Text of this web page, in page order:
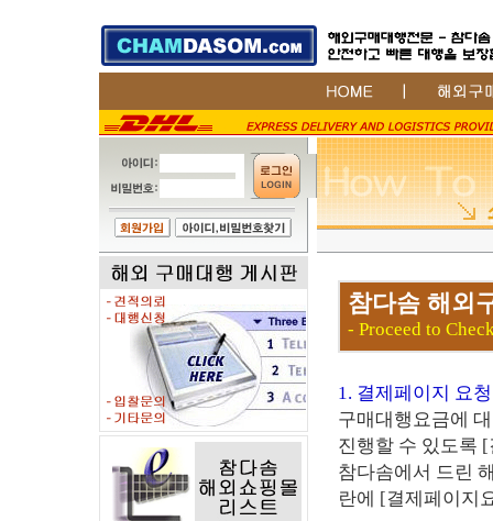
참다솜 해외
- Proceed to
1. 결제페이지 요
구매대행요금에
진행할 수 있도록
참다솜에서 드린
란에 [결제페이지